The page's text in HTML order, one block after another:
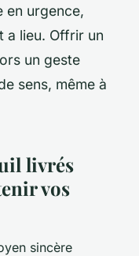
en urgence,
a lieu. Offrir un
un geste
sens, même à
livrés
vos
sincère